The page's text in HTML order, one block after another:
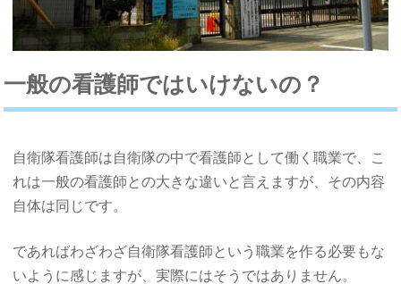
一般の看護師ではいけないの？
自衛隊看護師は自衛隊の中で看護師として働く職業で、こ
れは一般の看護師との大きな違いと言えますが、その内容
自体は同じです。
であればわざわざ自衛隊看護師という職業を作る必要もな
いように感じますが、実際にはそうではありません。